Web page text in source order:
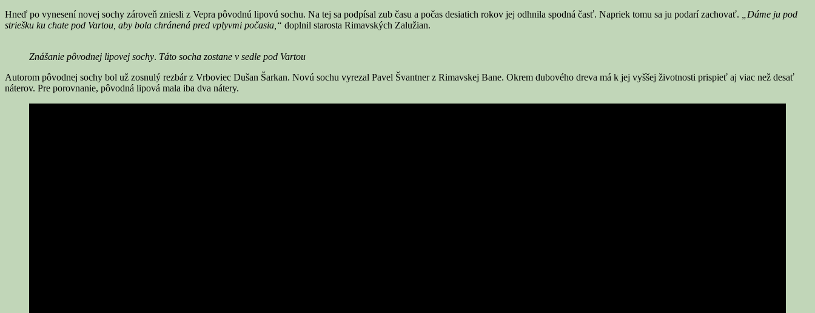
Hneď po vynesení novej sochy zároveň zniesli z Vepra pôvodnú lipovú sochu. Na tej sa podpísal zub času a počas desiatich rokov jej odhnila spodná časť. Napriek tomu sa ju podarí zachovať.
„Dáme ju pod
striešku ku chate pod Vartou, aby bola chránená pred vplyvmi počasia,“ doplnil starosta Rimavských Zalužian.
Znášanie pôvodnej lipovej sochy. Táto socha zostane v sedle pod Vartou
Autorom pôvodnej sochy bol už zosnulý rezbár z Vrboviec Dušan Šarkan. Novú sochu vyrezal Pavel Švantner z Rimavskej Bane. Okrem dubového dreva má k jej vyššej životnosti prispieť aj viac než desať
náterov. Pre porovnanie, pôvodná lipová mala iba dva nátery.